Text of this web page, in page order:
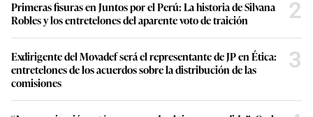
Primeras fisuras en Juntos por el Perú: La historia de Silvana
Robles y los entretelones del aparente voto de traición
2
Exdirigente del Movadef será el representante de JP en Ética:
entretelones de los acuerdos sobre la distribución de las
comisiones
3